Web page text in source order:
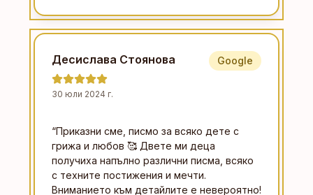
Десислава Стоянова
30 юли 2024 г.
Google
“Приказни сме, писмо за всяко дете с
грижа и любов 🥰 Двете ми деца
получиха напълно различни писма, всяко
с техните постижения и мечти.
Вниманието към детайлите е невероятно!